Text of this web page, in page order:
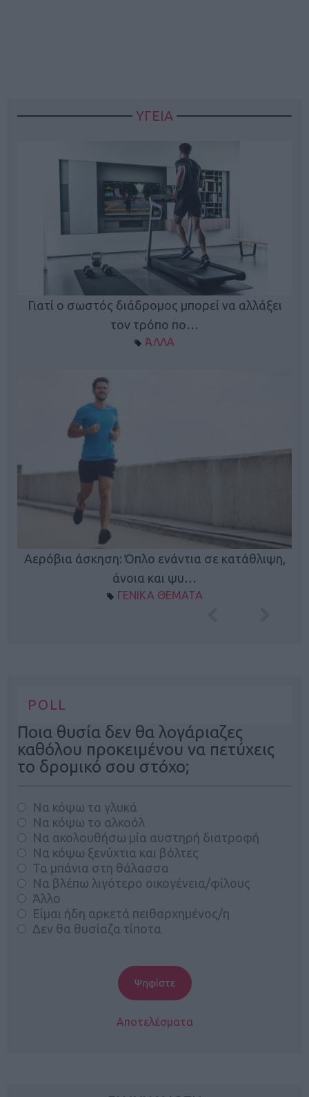
ΥΓΕΙΑ
Γιατί ο σωστός διάδρομος μπορεί να αλλάξει
τον τρόπο πο…
ΆΛΛΑ
Αερόβια άσκηση: Όπλο ενάντια σε κατάθλιψη,
άνοια και ψυ…
ΓΕΝΙΚΑ ΘΕΜΑΤΑ
POLL
Ποια θυσία δεν θα λογάριαζες
καθόλου προκειμένου να πετύχεις
το δρομικό σου στόχο;
Να κόψω τα γλυκά
Να κόψω το αλκοόλ
Να ακολουθήσω μία αυστηρή διατροφή
Να κόψω ξενύχτια και βόλτες
Τα μπάνια στη θάλασσα
Να βλέπω λιγότερο οικογένεια/φίλους
Άλλο
Είμαι ήδη αρκετά πειθαρχημένος/η
Δεν θα θυσίαζα τίποτα
Αποτελέσματα